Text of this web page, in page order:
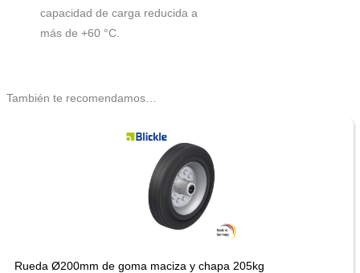
capacidad de carga reducida a
más de +60 °C.
También te recomendamos…
Rueda Ø200mm de goma maciza y chapa 205kg